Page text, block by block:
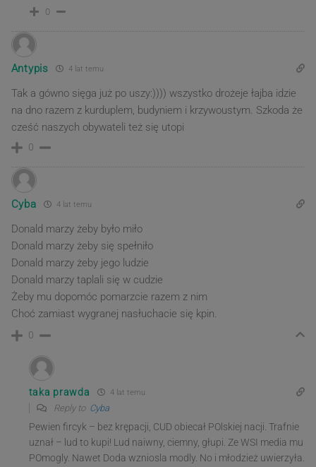
0
Antypis 4 lat temu
Tak a gówno sięga już po uszy:)))) wszystko drożeje łajba idzie
na dno razem z kurduplem, budyniem i krzywoustym. Szkoda że
cześć naszych obywateli też się utopi
0
Cyba 4 lat temu
Donald marzy żeby było miło
Donald marzy żeby się spełniło
Donald marzy żeby jego ludzie
Donald marzy taplali się w cudzie
Żeby mu dopomóc pomarzcie razem z nim
Choć zamiast wygranej nasłuchacie się kpin.
0
taka prawda 4 lat temu
Reply to Cyba
Pewien fircyk – bez krępacji, CUD obiecał POlskiej nacji. Trafnie
uznał – lud to kupi! Lud naiwny, ciemny, głupi. Ze WSI media mu
POmogly. Nawet Doda wzniosla modly. No i młodzież uwierzyła.